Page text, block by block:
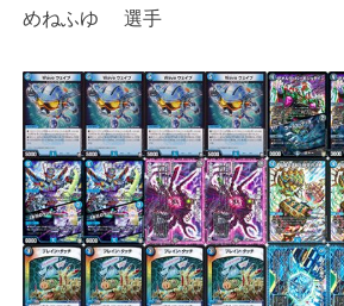
めねふゆ 選手